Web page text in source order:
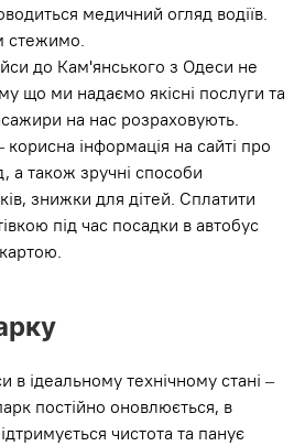
медичний огляд водіїв.
стежимо.
до Кам'янського з Одеси не
що ми надаємо якісні послуги та
на нас розраховують.
корисна інформація на сайті про
а також зручні способи
знижки для дітей. Сплатити
під час посадки в автобус
в ідеальному технічному стані –
постійно оновлюється, в
чистота та панує